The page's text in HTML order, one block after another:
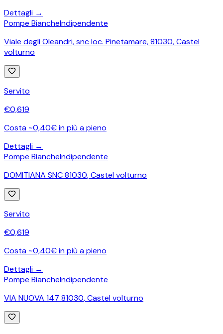
Dettagli →
Pompe BiancheIndipendente
Viale degli Oleandri, snc loc. Pinetamare, 81030,Castel
volturno
Servito
€0,619
Costa ~0,40€ in più a pieno
Dettagli →
Pompe BiancheIndipendente
DOMITIANA SNC 81030,Castel volturno
Servito
€0,619
Costa ~0,40€ in più a pieno
Dettagli →
Pompe BiancheIndipendente
VIA NUOVA 147 81030,Castel volturno